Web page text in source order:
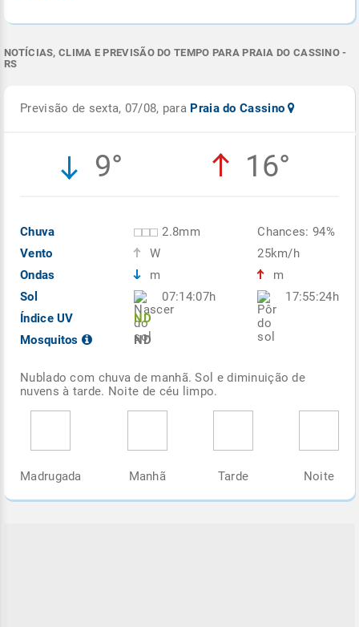
NOTÍCIAS, CLIMA E PREVISÃO DO TEMPO PARA PRAIA DO CASSINO -
RS
Previsão de sexta, 07/08, para Praia do Cassino
9° 16°
Chuva
Vento
Ondas
Sol
Índice UV
Mosquitos
2.8mm
W
m
07:14:07h
ND
ND
Chances: 94%
25km/h
m
17:55:24h
Nublado com chuva de manhã. Sol e diminuição de
nuvens à tarde. Noite de céu limpo.
Madrugada Manhã Tarde Noite